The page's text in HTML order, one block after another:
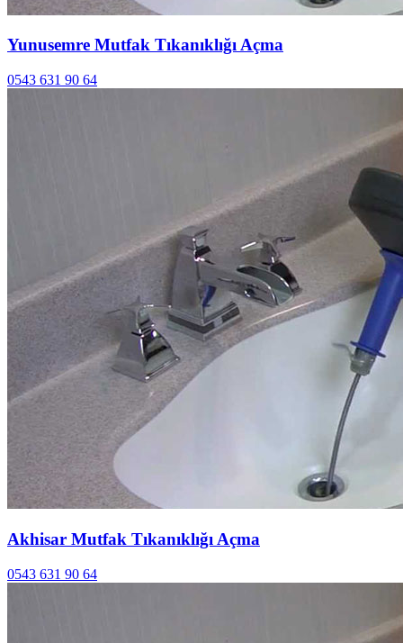
Yunusemre Mutfak Tıkanıklığı Açma
0543 631 90 64
Akhisar Mutfak Tıkanıklığı Açma
0543 631 90 64